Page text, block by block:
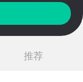
推荐